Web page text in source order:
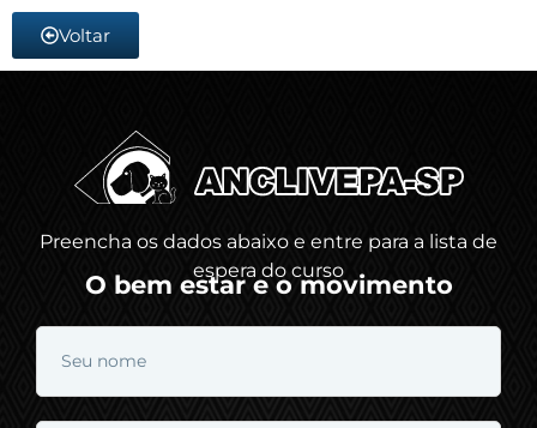
Voltar
Preencha os dados abaixo e entre para a lista de
espera do curso
O bem estar e o movimento